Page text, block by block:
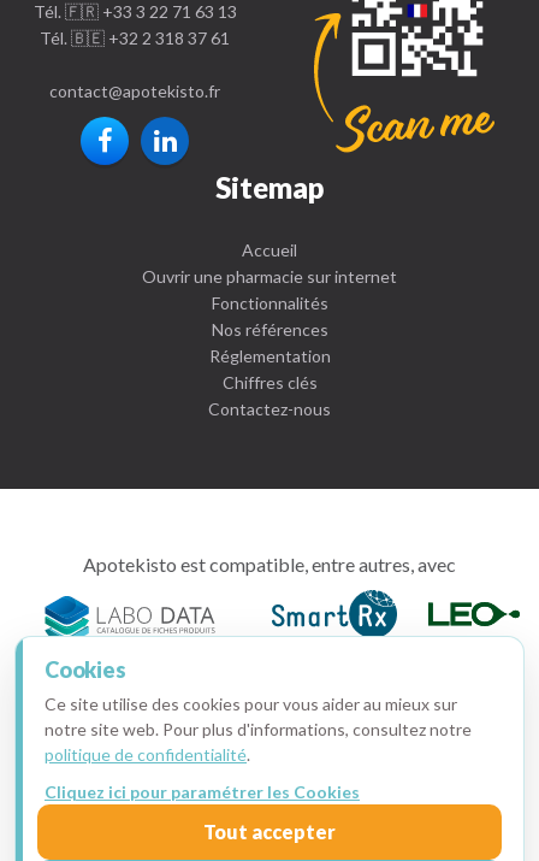
Tél. 🇫🇷 +33 3 22 71 63 13
Tél. 🇧🇪 +32 2 318 37 61
contact@apotekisto.fr
Sitemap
Accueil
Ouvrir une pharmacie sur internet
Fonctionnalités
Nos références
Réglementation
Chiffres clés
Contactez-nous
Apotekisto est compatible, entre autres, avec
intimitoo,
votre
Copyright © 2015-2026 · Apotekisto, pharmacie en ligne
Mentions légales·Données personnelles
Cookies
Ce site utilise des cookies pour vous aider au mieux sur
notre site web. Pour plus d'informations, consultez notre
politique de confidentialité.
Cliquez ici pour paramétrer les Cookies
Tout accepter